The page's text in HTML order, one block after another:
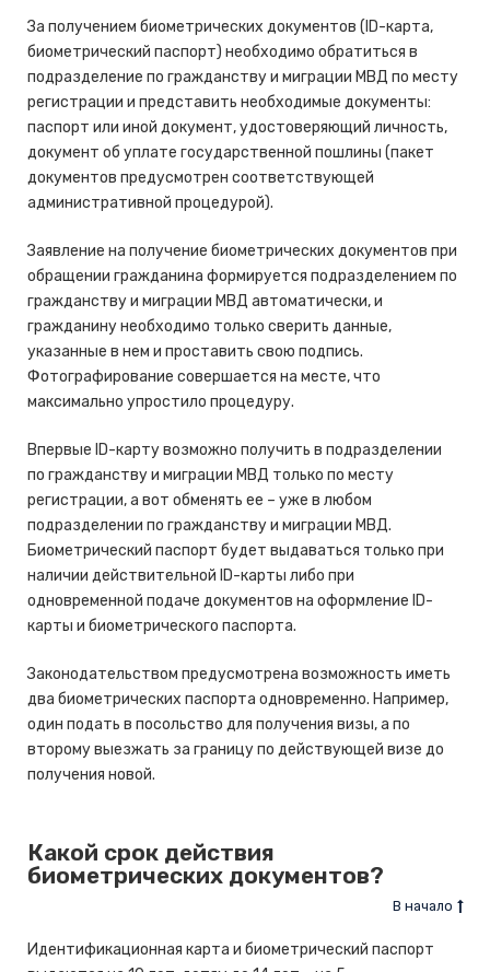
За получением биометрических документов (ID-карта,
биометрический паспорт) необходимо обратиться в
подразделение по гражданству и миграции МВД по месту
регистрации и представить необходимые документы:
паспорт или иной документ, удостоверяющий личность,
документ об уплате государственной пошлины (пакет
документов предусмотрен соответствующей
административной процедурой).
Заявление на получение биометрических документов при
обращении гражданина формируется подразделением по
гражданству и миграции МВД автоматически, и
гражданину необходимо только сверить данные,
указанные в нем и проставить свою подпись.
Фотографирование совершается на месте, что
максимально упростило процедуру.
Впервые ID-карту возможно получить в подразделении
по гражданству и миграции МВД только по месту
регистрации, а вот обменять ее – уже в любом
подразделении по гражданству и миграции МВД.
Биометрический паспорт будет выдаваться только при
наличии действительной ID-карты либо при
одновременной подаче документов на оформление ID-
карты и биометрического паспорта.
Законодательством предусмотрена возможность иметь
два биометрических паспорта одновременно. Например,
один подать в посольство для получения визы, а по
второму выезжать за границу по действующей визе до
получения новой.
Какой срок действия
биометрических документов?
В начало
Идентификационная карта и биометрический паспорт